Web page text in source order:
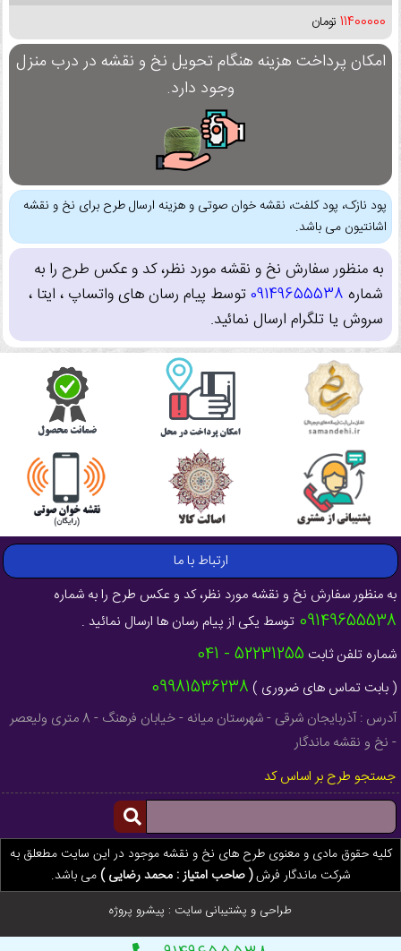
11400000 تومان
امکان پرداخت هزینه هنگام تحویل نخ و نقشه در درب منزل
وجود دارد.
پود نازک، پود کلفت، نقشه خوان صوتی و هزینه ارسال طرح برای نخ و نقشه
اشانتیون می باشد.
به منظور سفارش نخ و نقشه مورد نظر، کد و عکس طرح را به
شماره 09149655538توسط پیام رسان های واتساپ ، ایتا ،
سروش یا تلگرام ارسال نمائید.
ارتباط با ما
به منظور سفارش نخ و نقشه مورد نظر، کد و عکس طرح را به شماره
09149655538 توسط یکی از پیام رسان ها ارسال نمائید .
شماره تلفن ثابت 52231255 - 041
( بابت تماس های ضروری ) 09981536238
آدرس : آذربایجان شرقی - شهرستان میانه - خیابان فرهنگ - 8 متری ولیعصر
- نخ و نقشه ماندگار
جستجو طرح بر اساس کد
کلیه حقوق مادی و معنوی طرح های نخ و نقشه موجود در این سایت مطعلق به
شرکت ماندگار فرش( صاحب امتیاز : محمد رضایی )می باشد.
طراحی و پشتیبانی سایت : پیشرو پروژه